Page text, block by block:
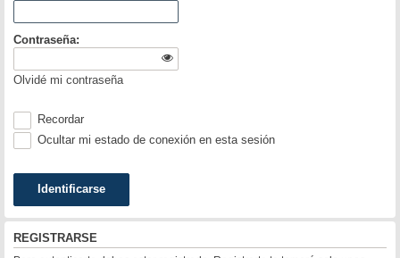
Contraseña:
Olvidé mi contraseña
Recordar
Ocultar mi estado de conexión en esta sesión
REGISTRARSE